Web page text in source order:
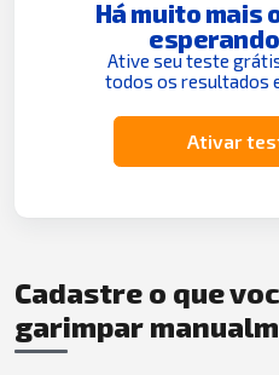
Há muito mais
Ative seu teste
todos os resultados
Ativar
Cadastre o que
garimpar